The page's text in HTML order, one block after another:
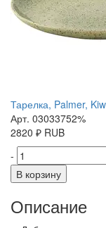
Тарелка, Palmer,
Арт. 03033752%
2820 ₽ RUB
-
В корзину
Описание